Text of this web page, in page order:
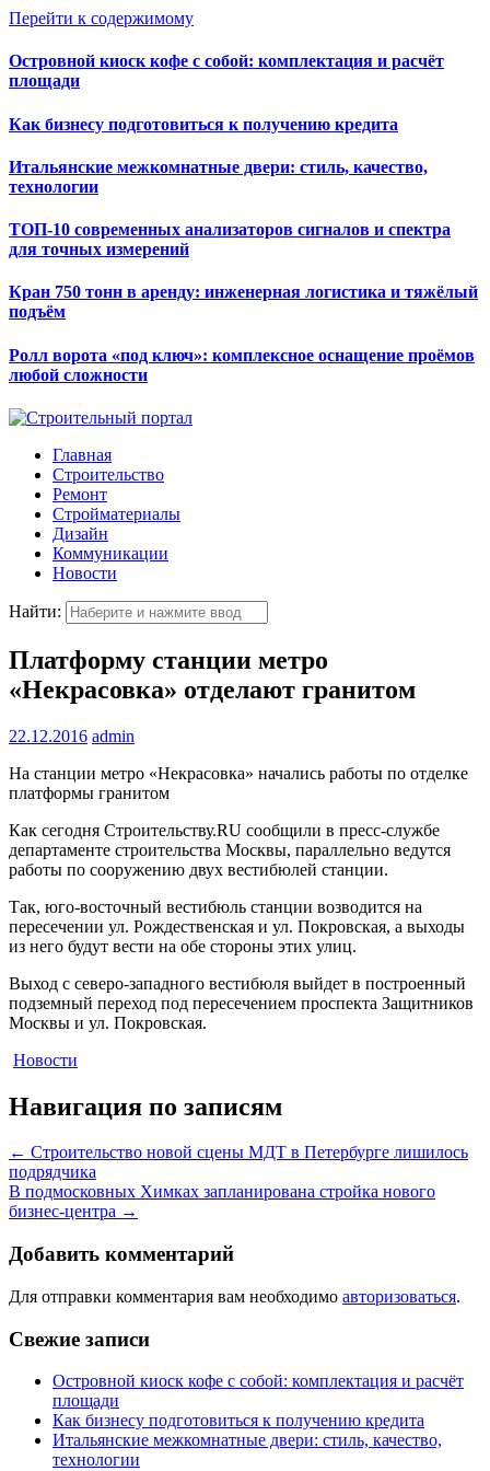
Перейти к содержимому
Островной киоск кофе с собой: комплектация и расчёт
площади
Как бизнесу подготовиться к получению кредита
Итальянские межкомнатные двери: стиль, качество,
технологии
ТОП-10 современных анализаторов сигналов и спектра
для точных измерений
Кран 750 тонн в аренду: инженерная логистика и тяжёлый
подъём
Ролл ворота «под ключ»: комплексное оснащение проёмов
любой сложности
Главная
Строительство
Ремонт
Стройматериалы
Дизайн
Коммуникации
Новости
Найти:
Платформу станции метро
«Некрасовка» отделают гранитом
22.12.2016 admin
На станции метро «Некрасовка» начались работы по отделке
платформы гранитом
Как сегодня Строительству.RU сообщили в пресс-службе
департаменте строительства Москвы, параллельно ведутся
работы по сооружению двух вестибюлей станции.
Так, юго-восточный вестибюль станции возводится на
пересечении ул. Рождественская и ул. Покровская, а выходы
из него будут вести на обе стороны этих улиц.
Выход с северо-западного вестибюля выйдет в построенный
подземный переход под пересечением проспекта Защитников
Москвы и ул. Покровская.
Новости
Навигация по записям
← Строительство новой сцены МДТ в Петербурге лишилось
подрядчика
В подмосковных Химках запланирована стройка нового
бизнес-центра →
Добавить комментарий
Для отправки комментария вам необходимо авторизоваться.
Свежие записи
Островной киоск кофе с собой: комплектация и расчёт
площади
Как бизнесу подготовиться к получению кредита
Итальянские межкомнатные двери: стиль, качество,
технологии